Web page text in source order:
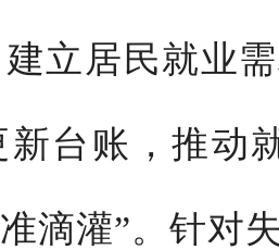
立居民就业
台账，推动
滴灌”。针对